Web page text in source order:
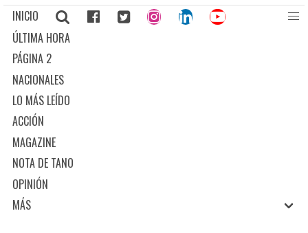
INICIO
ÚLTIMA HORA
PÁGINA 2
NACIONALES
LO MÁS LEÍDO
ACCIÓN
MAGAZINE
NOTA DE TANO
OPINIÓN
MÁS